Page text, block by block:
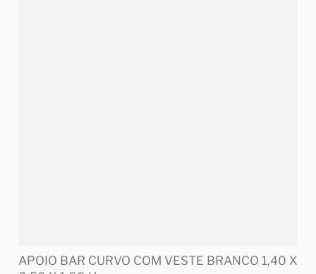
APOIO BAR CURVO COM VESTE BRANCO 1,40 X